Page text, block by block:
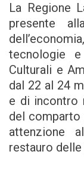
La Regione
presente
tecnologie
Culturali e
dal 22 al 24
e di incontro
del comparto
attenzione
restauro